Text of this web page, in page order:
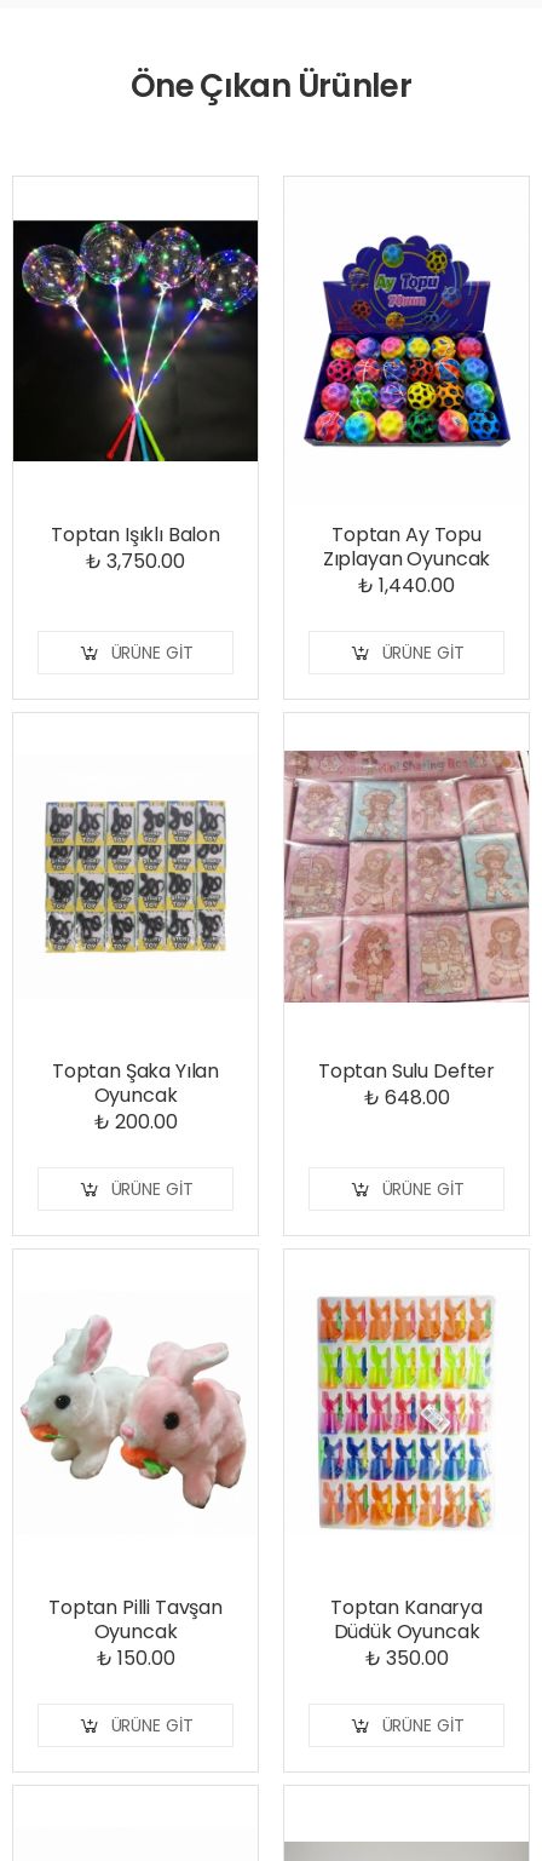
Öne Çıkan Ürünler
Toptan Işıklı Balon
₺ 3,750.00
ÜRÜNE GIT
Toptan Ay Topu
Zıplayan Oyuncak
₺ 1,440.00
ÜRÜNE GIT
Toptan Şaka Yılan
Oyuncak
₺ 200.00
ÜRÜNE GIT
Toptan Sulu Defter
₺ 648.00
ÜRÜNE GIT
Toptan Pilli Tavşan
Oyuncak
₺ 150.00
ÜRÜNE GIT
Toptan Kanarya
Düdük Oyuncak
₺ 350.00
ÜRÜNE GIT